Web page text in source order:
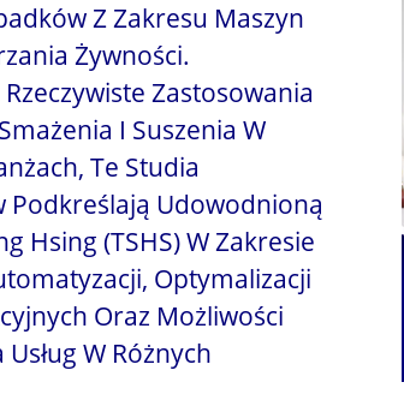
Z Zakresu Maszyn
Żywności.
Zastosowania
I Suszenia W
Te Studia
Podkreślają Udowodnioną
Hsing (TSHS) W Zakresie
Optymalizacji
Oraz Możliwości
W Różnych